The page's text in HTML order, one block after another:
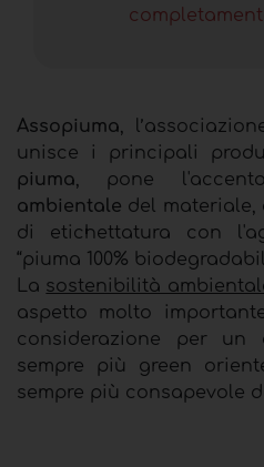
Assopiuma,
unisce i principali
piuma, pone
ambientale del materiale,
di etichettatura con
“piuma 100%
La sostenibilità
aspetto molto
considerazione per un
sempre più green
sempre più consapevole